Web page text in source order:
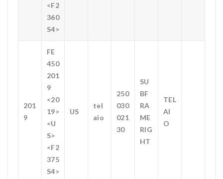
<F2
360
S4>
201
9
FE
450
201
9
<20
19>
<U
S>
<F2
375
S4>
US
tel
aio
250
030
021
30
SU
BF
RA
ME
RIG
HT
TEL
AI
O